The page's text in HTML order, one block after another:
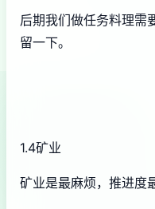
后期我们做任务料理需
留一下。
1.4矿业
矿业是最麻烦，推进度